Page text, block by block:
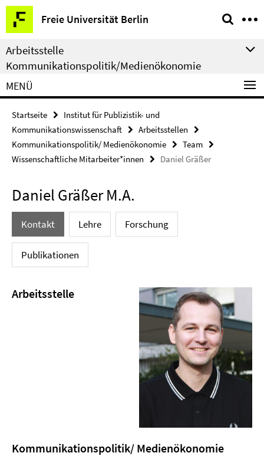
Springe
direkt
zu
Inhalt
Freie Universität Berlin
Service-
Navigation
Arbeitsstelle
Kommunikationspolitik/Medienökonomie
MENÜ
Startseite
Institut für Publizistik- und
Kommunikationswissenschaft
Arbeitsstellen
Kommunikationspolitik/ Medienökonomie
Team
Wissenschaftliche Mitarbeiter*innen
Daniel Gräßer
Daniel Gräßer M.A.
Kontakt Lehre Forschung
Publikationen
Arbeitsstelle
Kommunikationspolitik/ Medienökonomie